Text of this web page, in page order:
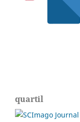
quartil